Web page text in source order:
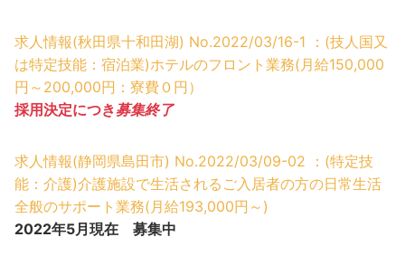
求人情報(秋田県十和田湖) No.2022/03/16-1 ：(技人国又
は特定技能：宿泊業)ホテルのフロント業務(月給150,000
円～200,000円：寮費０円）
採用決定につき募集終了
求人情報(静岡県島田市) No.2022/03/09-02 ：(特定技
能：介護)介護施設で生活されるご入居者の方の日常生活
全般のサポート業務(月給193,000円～)
2022年5月現在 募集中